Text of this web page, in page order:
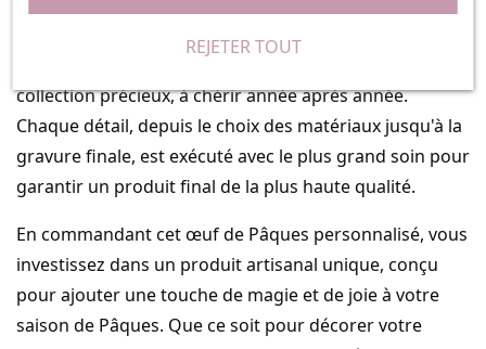
REJETER TOUT
Grâce à son design élégant et sa qualité artisanale, cet
collection précieux, à chérir année après année.
Chaque détail, depuis le choix des matériaux jusqu'à la
gravure finale, est exécuté avec le plus grand soin pour
garantir un produit final de la plus haute qualité.
En commandant cet œuf de Pâques personnalisé, vous
investissez dans un produit artisanal unique, conçu
pour ajouter une touche de magie et de joie à votre
saison de Pâques. Que ce soit pour décorer votre